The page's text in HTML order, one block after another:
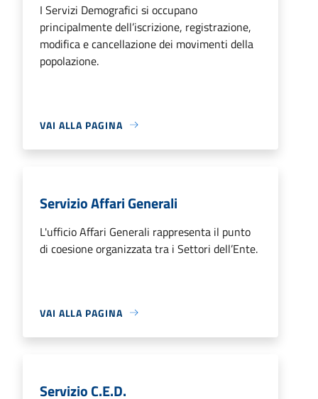
I Servizi Demografici si occupano
principalmente dell’iscrizione, registrazione,
modifica e cancellazione dei movimenti della
popolazione.
VAI ALLA PAGINA
Servizio Affari Generali
L'ufficio Affari Generali rappresenta il punto
di coesione organizzata tra i Settori dell’Ente.
VAI ALLA PAGINA
Servizio C.E.D.